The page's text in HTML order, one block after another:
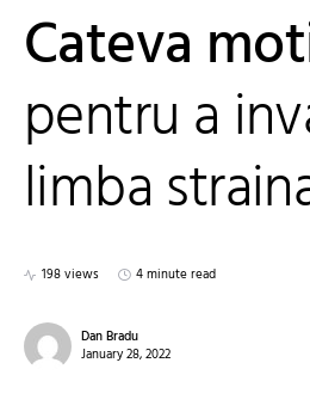
Cateva
pentru a
limba
198 views 4 minute read
Dan Bradu
January 28, 2022